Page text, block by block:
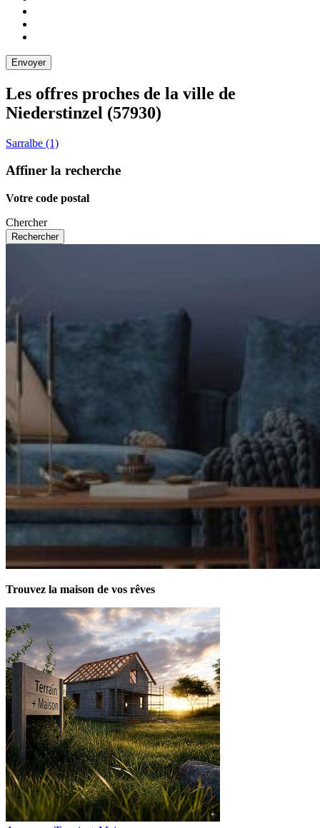
Les offres proches de la ville de
Niederstinzel (57930)
Sarralbe (1)
Affiner la recherche
Votre code postal
Chercher
Trouvez la maison de vos rêves